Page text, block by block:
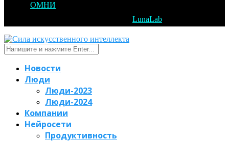
ОМНИ
LunaLab
Новости
Люди
Люди-2023
Люди-2024
Компании
Нейросети
Продуктивность